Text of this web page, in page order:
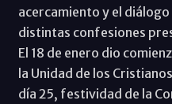
acercamiento y el
distintas confesiones
El 18 de enero dio
la Unidad de los
día 25, festividad de la